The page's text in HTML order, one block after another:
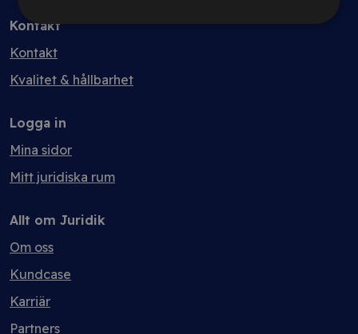
Kontakt
Kontakt
Kvalitet & hållbarhet
Logga in
Mina sidor
Mitt juridiska rum
Allt om Juridik
Om oss
Kundcase
Karriär
Partners